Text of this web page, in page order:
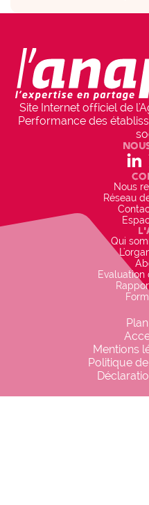
• Direction,
internes et externes à
Projet inscrit
Site Internet officiel de
Performance des
social_linkedin
Nous
Réseau
Qui
Evaluation
Mentions
Politique